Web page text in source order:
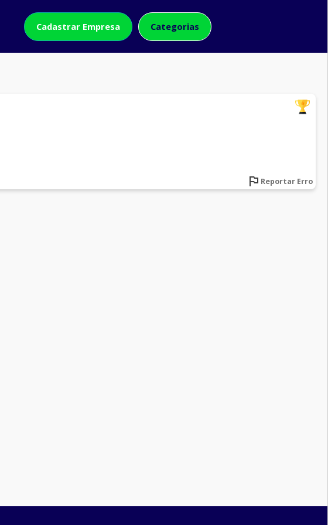
Cadastrar Empresa Categorias
Reportar Erro